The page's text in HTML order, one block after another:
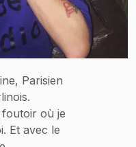
Parisien
où je
Et avec le